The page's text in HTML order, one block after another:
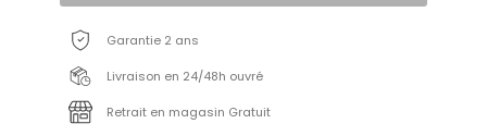
Garantie 2 ans
Livraison en 24/48h ouvré
Retrait en magasin Gratuit